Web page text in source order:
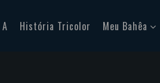
História Tricolor Meu Bahêa